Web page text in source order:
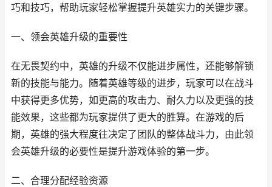
巧和技巧，帮助玩家轻松掌握提升英雄实力的关键步骤。
一、领会英雄升级的重要性
在无畏契约中，英雄的升级不仅能进步属性，还能够解锁
新的技能与能力。随着英雄等级的进步，玩家可以在战斗
中获得更多优势，如更高的攻击力、耐久力以及更强的技
能效果，这些都为玩家提供了更大的胜算。在游戏的后
期，英雄的强大程度往决定了团队的整体战斗力，由此领
会英雄升级的必要性是提升游戏体验的第一步。
二、合理分配经验资源